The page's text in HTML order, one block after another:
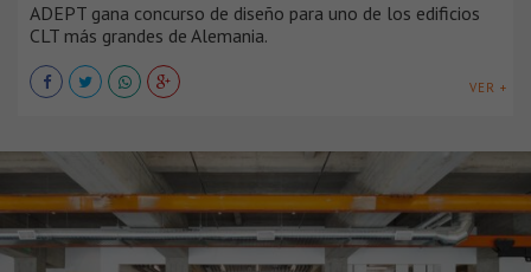
ADEPT gana concurso de diseño para uno de los edificios
CLT más grandes de Alemania.
VER +